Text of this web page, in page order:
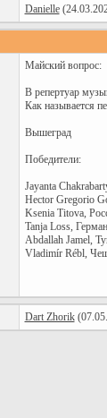
Danielle
Майский вопрос:
В репертуар
Как называется
Вышеград
Победители:
Jayanta
Hector Gregorio
Ksenia Titova,
Tanja Loss,
Abdallah Jamel,
Vladimír Rébl,
Dart Zhorik